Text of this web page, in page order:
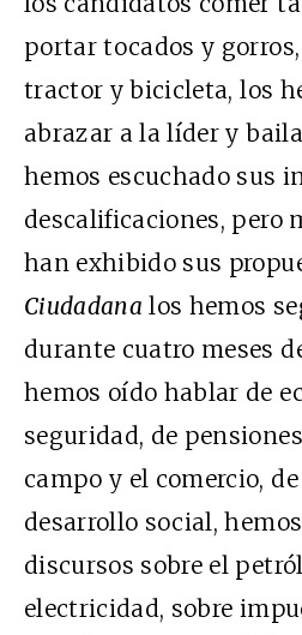
portar tocados y
tractor y bicicleta, los
abrazar a la líder y
hemos escuchado sus
descalificaciones, pero
han exhibido sus
Ciudadana los hemos
durante cuatro meses
hemos oído hablar de
seguridad, de
campo y el comercio,
desarrollo social,
discursos sobre el
electricidad, sobre